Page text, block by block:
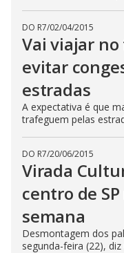
DO R7/02/04/2015
Vai viajar no
evitar
estradas
A expectativa é que
trafeguem pelas
DO R7/20/06/2015
Virada
centro de
semana
Desmontagem dos
segunda-feira (22), diz